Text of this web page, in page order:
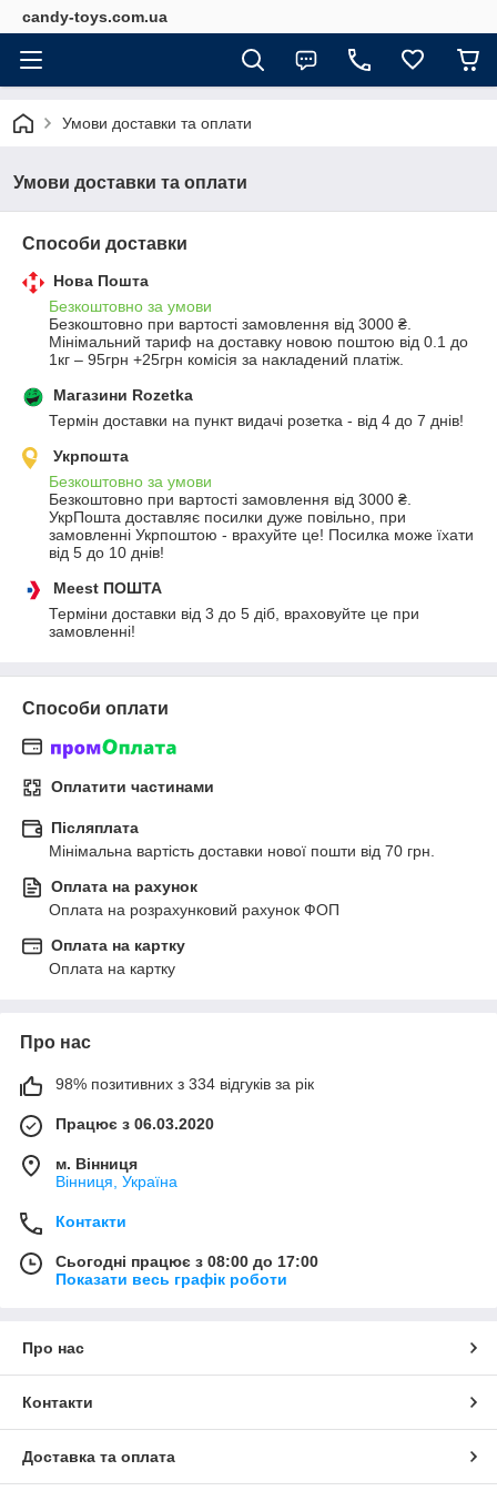
candy-toys.com.ua
Умови доставки та оплати
Умови доставки та оплати
Способи доставки
Нова Пошта
Безкоштовно за умови
Безкоштовно при вартості замовлення від 3000 ₴.
Мінімальний тариф на доставку новою поштою від 0.1 до
1кг – 95грн +25грн комісія за накладений платіж.
Магазини Rozetka
Термін доставки на пункт видачі розетка - від 4 до 7 днів!
Укрпошта
Безкоштовно за умови
Безкоштовно при вартості замовлення від 3000 ₴.
УкрПошта доставляє посилки дуже повільно, при
замовленні Укрпоштою - врахуйте це! Посилка може їхати
від 5 до 10 днів!
Meest ПОШТА
Терміни доставки від 3 до 5 діб, враховуйте це при
замовленні!
Способи оплати
Оплатити частинами
Післяплата
Мінімальна вартість доставки нової пошти від 70 грн.
Оплата на рахунок
Оплата на розрахунковий рахунок ФОП
Оплата на картку
Оплата на картку
Про нас
98% позитивних з 334 відгуків за рік
Працює з 06.03.2020
м. Вінниця
Вінниця, Україна
Контакти
Сьогодні працює з 08:00 до 17:00
Показати весь графік роботи
Про нас
Контакти
Доставка та оплата